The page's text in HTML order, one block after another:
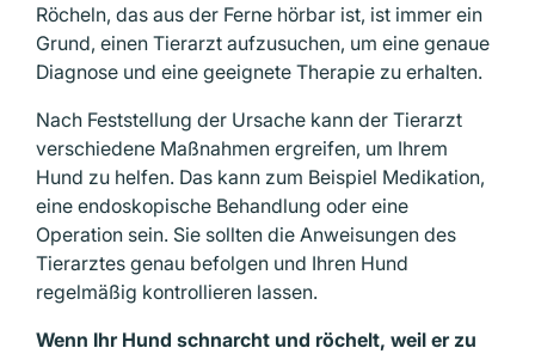
Röcheln, das aus der Ferne hörbar ist, ist immer ein
Grund, einen Tierarzt aufzu­suchen, um eine genaue
Diagnose und eine geeignete Therapie zu erhalten.
Nach Feststellung der Ursache kann der Tierarzt
verschiedene Maßnahmen ergreifen, um Ihrem
Hund zu helfen. Das kann zum Beispiel Medikation,
eine endoskopische Behandlung oder eine
Operation sein. Sie sollten die Anweisungen des
Tierarztes genau befolgen und Ihren Hund
regelmäßig kontrollieren lassen.
Wenn Ihr Hund schnarcht und röchelt, weil er zu